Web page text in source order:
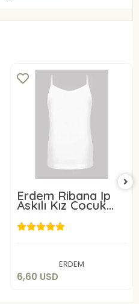
Erdem Ribana İp
Askılı Kız Çocuk
Atlet 4055
ERDEM
6,60 USD
6,60 USD